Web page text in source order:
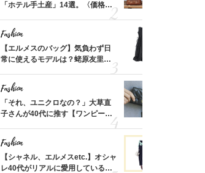
「ホテル手土産」14選。〈価格
Fashion
【エルメスのバッグ】気負わず日
常に使えるモデルは？蛯原友里さ
Fashion
「それ、ユニクロなの？」大草直
子さんが40代に推す【ワンピー
レイ見え
Fashion
【シャネル、エルメスetc.】オシャ
レ40代がリアルに愛用している